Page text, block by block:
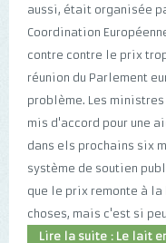
aussi, était organisée
Coordination
contre contre le prix
réunion du Parlement
problème. Les
mis d'accord pour une
dans els prochains six
système de soutien
que le prix remonte à la
choses, mais c'est si
Lire la suite : Le lait